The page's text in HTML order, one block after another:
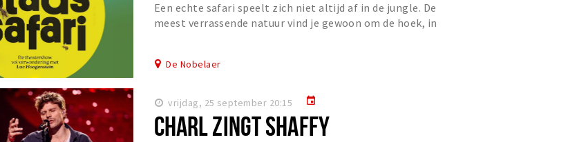
Een echte safari speelt zich niet altijd af in de jungle. De
meest verrassende natuur vind je gewoon om de hoek, in
De Nobelaer
vrijdag, 25 september 20:15 event
CHARL ZINGT SHAFFY